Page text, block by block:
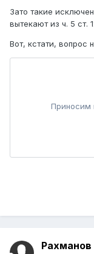
Зато такие
вытекают из ч. 5 ст.
Вот, кстати,